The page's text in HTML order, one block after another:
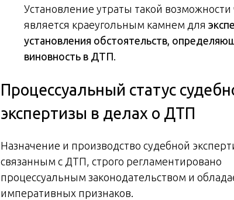
Установление утраты такой возможности
является краеугольным камнем для
установления обстоятельств,
виновность в ДТП.
Процессуальный статус
экспертизы в делах о ДТП
Назначение и производство судебной
связанным с ДТП, строго регламентировано
процессуальным законодательством и
императивных признаков.